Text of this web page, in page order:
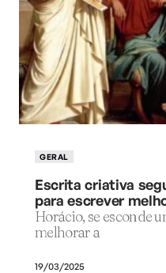
GERAL
Escrita criativa
para escrever
Horácio, se esconde
melhorar a
19/03/2025